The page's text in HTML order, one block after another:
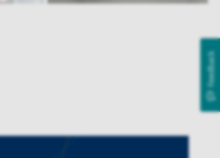
Feedback